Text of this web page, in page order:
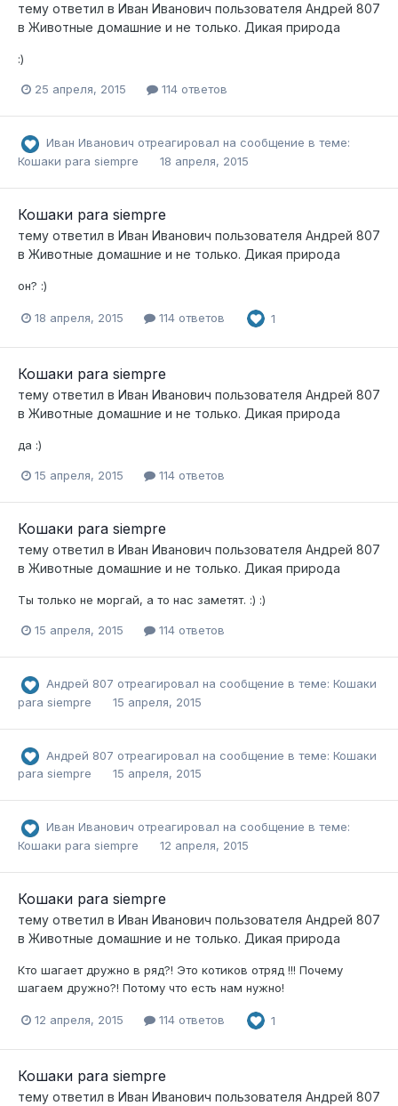
тему ответил в Иван Иванович пользователя Андрей 807
в Животные домашние и не только. Дикая природа
:)
25 апреля, 2015 114 ответов
Иван Иванович отреагировал на сообщение в теме:
Кошаки para siempre
18 апреля, 2015
Кошаки para siempre
тему ответил в Иван Иванович пользователя Андрей 807
в Животные домашние и не только. Дикая природа
он? :)
18 апреля, 2015 114 ответов 1
Кошаки para siempre
тему ответил в Иван Иванович пользователя Андрей 807
в Животные домашние и не только. Дикая природа
да :)
15 апреля, 2015 114 ответов
Кошаки para siempre
тему ответил в Иван Иванович пользователя Андрей 807
в Животные домашние и не только. Дикая природа
Ты только не моргай, а то нас заметят. :) :)
15 апреля, 2015 114 ответов
Андрей 807 отреагировал на сообщение в теме: Кошаки
para siempre
15 апреля, 2015
Андрей 807 отреагировал на сообщение в теме: Кошаки
para siempre
15 апреля, 2015
Иван Иванович отреагировал на сообщение в теме:
Кошаки para siempre
12 апреля, 2015
Кошаки para siempre
тему ответил в Иван Иванович пользователя Андрей 807
в Животные домашние и не только. Дикая природа
Кто шагает дружно в ряд?! Это котиков отряд !!! Почему
шагаем дружно?! Потому что есть нам нужно!
12 апреля, 2015 114 ответов 1
Кошаки para siempre
тему ответил в Иван Иванович пользователя Андрей 807